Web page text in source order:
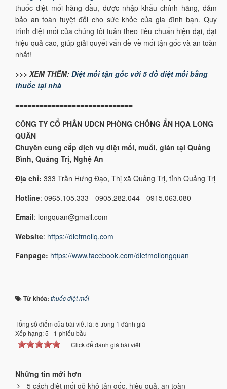
thuốc diệt mối hàng đầu, được nhập khẩu chính hãng, đảm
bảo an toàn tuyệt đối cho sức khỏe của gia đình bạn. Quy
trình diệt mối của chúng tôi tuân theo tiêu chuẩn hiện đại, đạt
hiệu quả cao, giúp giải quyết vấn đề về mối tận gốc và an toàn
nhất!
>>> XEM THÊM: Diệt mối tận gốc với 5 đồ diệt mối bằng
thuốc tại nhà
=============================
CÔNG TY CỔ PHẦN UDCN PHÒNG CHỐNG ẨN HỌA LONG
QUÂN
Chuyên cung cấp dịch vụ diệt mối, muỗi, gián tại Quảng
Bình, Quảng Trị, Nghệ An
Địa chỉ: 333 Trần Hưng Đạo, Thị xã Quảng Trị, tỉnh Quảng Trị
Hotline: 0965.105.333 - 0905.282.044 - 0915.063.080
Email: longquan@gmail.com
Website: https://dietmoilq.com
Fanpage: https://www.facebook.com/dietmoilongquan
Từ khóa: thuốc diệt mối
Tổng số điểm của bài viết là: 5 trong 1 đánh giá
Xếp hạng:5 - 1 phiếu bầu
Click để đánh giá bài viết
Những tin mới hơn
5 cách diệt mối gỗ khô tận gốc, hiệu quả, an toàn